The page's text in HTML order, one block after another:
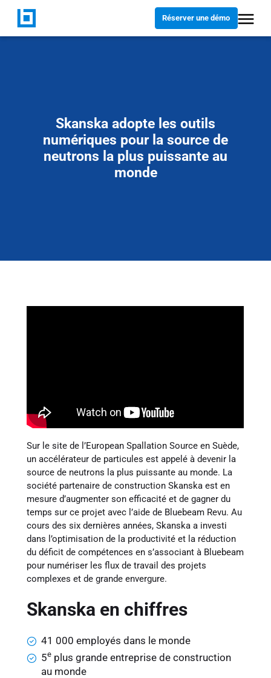
Réserver une démo
Skanska adopte les outils
numériques pour la source de
neutrons la plus puissante au
monde
Sur le site de l’European Spallation Source en Suède,
un accélérateur de particules est appelé à devenir la
source de neutrons la plus puissante au monde. La
société partenaire de construction Skanska est en
mesure d’augmenter son efficacité et de gagner du
temps sur ce projet avec l’aide de Bluebeam Revu. Au
cours des six dernières années, Skanska a investi
dans l’optimisation de la productivité et la réduction
du déficit de compétences en s’associant à Bluebeam
pour numériser les flux de travail des projets
complexes et de grande envergure.
Skanska en chiffres
41 000 employés dans le monde
5e plus grande entreprise de construction
au monde